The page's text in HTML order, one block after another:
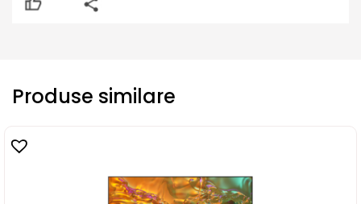
Produse similare